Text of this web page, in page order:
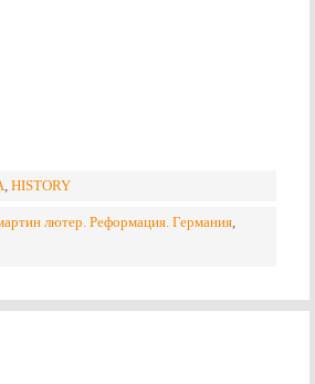
HISTORY
лютер. Реформация. Германия